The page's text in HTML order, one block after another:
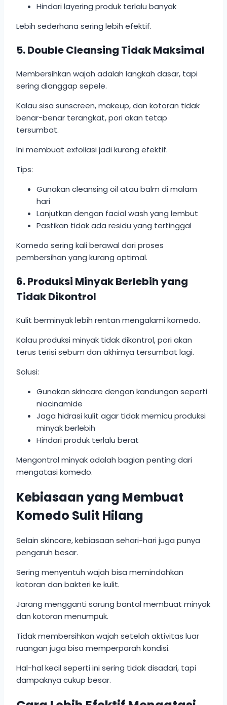
Hindari layering produk terlalu banyak
Lebih sederhana sering lebih efektif.
5. Double Cleansing Tidak Maksimal
Membersihkan wajah adalah langkah dasar, tapi
sering dianggap sepele.
Kalau sisa sunscreen, makeup, dan kotoran tidak
benar-benar terangkat, pori akan tetap
tersumbat.
Ini membuat exfoliasi jadi kurang efektif.
Tips:
Gunakan cleansing oil atau balm di malam
hari
Lanjutkan dengan facial wash yang lembut
Pastikan tidak ada residu yang tertinggal
Komedo sering kali berawal dari proses
pembersihan yang kurang optimal.
6. Produksi Minyak Berlebih yang
Tidak Dikontrol
Kulit berminyak lebih rentan mengalami komedo.
Kalau produksi minyak tidak dikontrol, pori akan
terus terisi sebum dan akhirnya tersumbat lagi.
Solusi:
Gunakan skincare dengan kandungan seperti
niacinamide
Jaga hidrasi kulit agar tidak memicu produksi
minyak berlebih
Hindari produk terlalu berat
Mengontrol minyak adalah bagian penting dari
mengatasi komedo.
Kebiasaan yang Membuat
Komedo Sulit Hilang
Selain skincare, kebiasaan sehari-hari juga punya
pengaruh besar.
Sering menyentuh wajah bisa memindahkan
kotoran dan bakteri ke kulit.
Jarang mengganti sarung bantal membuat minyak
dan kotoran menumpuk.
Tidak membersihkan wajah setelah aktivitas luar
ruangan juga bisa memperparah kondisi.
Hal-hal kecil seperti ini sering tidak disadari, tapi
dampaknya cukup besar.